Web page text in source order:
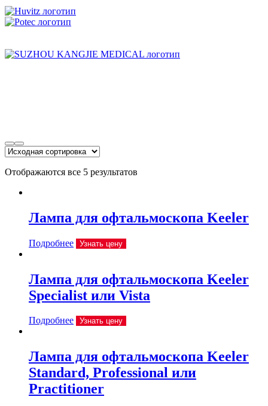
Отображаются все 5 результатов
Лампа для офтальмоскопа Keeler
Подробнее Узнать цену
Лампа для офтальмоскопа Keeler
Specialist или Vista
Подробнее Узнать цену
Лампа для офтальмоскопа Keeler
Standard, Professional или
Practitioner